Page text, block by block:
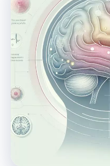
35 грн
Попередній
потрібний. Виняток
зіскрібки. Взяття
виконує лікар –